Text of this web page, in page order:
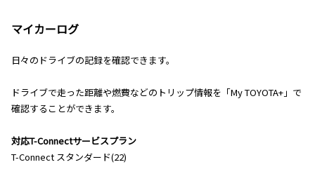
マイカーログ
日々のドライブの記録を確認できます。
ドライブで走った距離や燃費などのトリップ情報を「My TOYOTA+」で
確認することができます。
対応T-Connectサービスプラン
T-Connect スタンダード(22)